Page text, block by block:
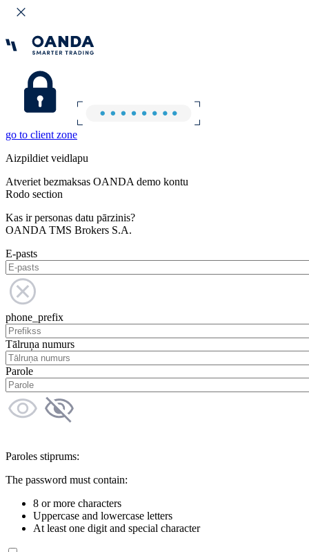
go to client zone
Aizpildiet veidlapu
Atveriet bezmaksas OANDA demo kontu
Rodo section
Kas ir personas datu pārzinis?
OANDA TMS Brokers S.A.
E-pasts
phone_prefix
Tālruņa numurs
Parole
Paroles stiprums:
The password must contain:
8 or more characters
Uppercase and lowercase letters
At least one digit and special character